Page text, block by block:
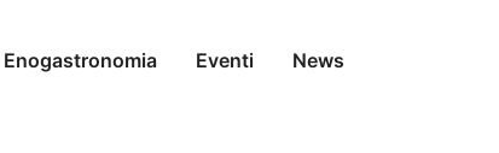
Enogastronomia Eventi News